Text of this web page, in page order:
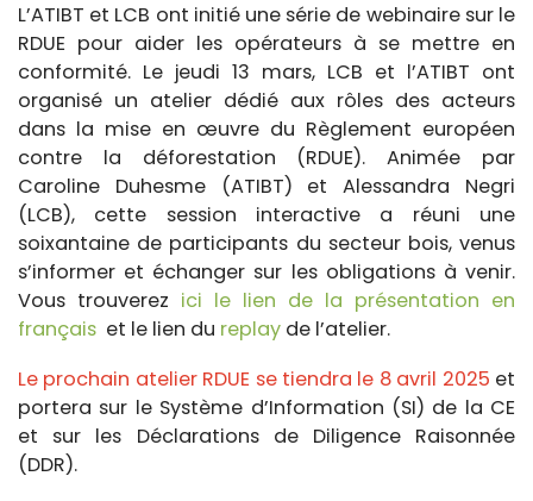
L’ATIBT et LCB ont initié une série de webinaire sur le
RDUE pour aider les opérateurs à se mettre en
conformité. Le jeudi 13 mars, LCB et l’ATIBT ont
organisé un atelier dédié aux rôles des acteurs
dans la mise en œuvre du Règlement européen
contre la déforestation (RDUE). Animée par
Caroline Duhesme (ATIBT) et Alessandra Negri
(LCB), cette session interactive a réuni une
soixantaine de participants du secteur bois, venus
s’informer et échanger sur les obligations à venir.
Vous trouverez ici le lien de la présentation en
français et le lien du replay de l’atelier.
Le prochain atelier RDUE se tiendra le 8 avril 2025 et
portera sur le Système d’Information (SI) de la CE
et sur les Déclarations de Diligence Raisonnée
(DDR).